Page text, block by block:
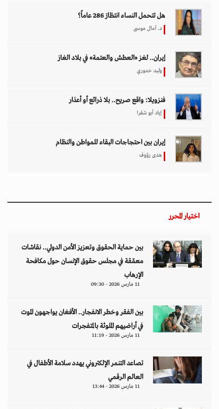
هل تتحمل النساء انتظارَ 286 عاماً؟
د. آمال موسى
إيران.. لغز «العطش والعتمة» في بلاد الغاز
وليد خدوري
فنزويلا: واقع صريح.. بلا ذرائع أو أعذار
إياد أبو شقرا
إيران بين احتجاجات البقاء للمواطن والنظام
هدى رؤوف
اختيار المحرر
بين حماية الحقوق وتعزيز الأمن الدولي.. نقاشات
معمّقة في مجلس حقوق الإنسان حول مكافحة
الإرهاب
11 مارس 2026 - 09:30
بين الفقر وخطر الانفجار.. الأفغان يواجهون الموت
في أراضيهم الملوثة بالمتفجرات
11 مارس 2026 - 11:19
تصاعد التنمر الإلكتروني يهدد سلامة الأطفال في
العالم الرقمي
11 مارس 2026 - 13:44